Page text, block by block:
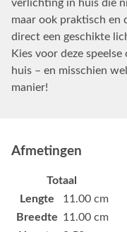
verlichting in huis die
maar ook praktisch en
direct een geschikte
Kies voor deze
huis – en misschien
manier!
Afmetingen
Totaal
Lengte
11.00 cm
Breedte 11.00 cm